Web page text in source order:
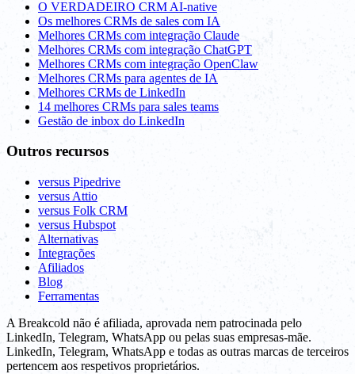
O VERDADEIRO CRM AI-native
Os melhores CRMs de sales com IA
Melhores CRMs com integração Claude
Melhores CRMs com integração ChatGPT
Melhores CRMs com integração OpenClaw
Melhores CRMs para agentes de IA
Melhores CRMs de LinkedIn
14 melhores CRMs para sales teams
Gestão de inbox do LinkedIn
Outros recursos
versus Pipedrive
versus Attio
versus Folk CRM
versus Hubspot
Alternativas
Integrações
Afiliados
Blog
Ferramentas
A Breakcold não é afiliada, aprovada nem patrocinada pelo
LinkedIn, Telegram, WhatsApp ou pelas suas empresas-mãe.
LinkedIn, Telegram, WhatsApp e todas as outras marcas de terceiros
pertencem aos respetivos proprietários.